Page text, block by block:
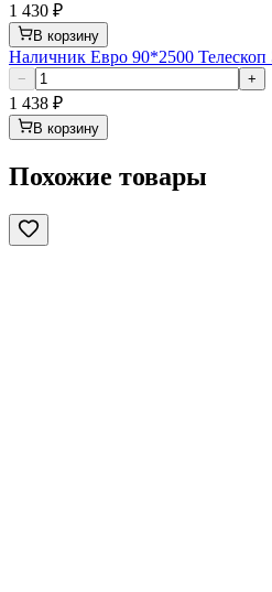
1 430 ₽
В корзину
Наличник Евро 90*2500
− +
1 438 ₽
В корзину
Похожие товары